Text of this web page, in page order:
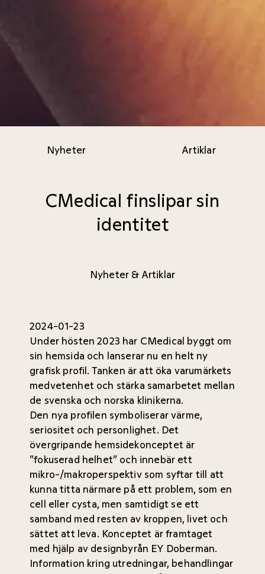
Nyheter Artiklar
CMedical finslipar sin
identitet
Nyheter & Artiklar
2024-01-23
Under hösten 2023 har CMedical byggt om
sin hemsida och lanserar nu en helt ny
grafisk profil. Tanken är att öka varumärkets
medvetenhet och stärka samarbetet mellan
de svenska och norska klinikerna.
Den nya profilen symboliserar värme,
seriositet och personlighet. Det
övergripande hemsidekonceptet är
”fokuserad helhet” och innebär ett
mikro-/makroperspektiv som syftar till att
kunna titta närmare på ett problem, som en
cell eller cysta, men samtidigt se ett
samband med resten av kroppen, livet och
sättet att leva. Konceptet är framtaget
med hjälp av designbyrån EY Doberman.
Information kring utredningar, behandlingar